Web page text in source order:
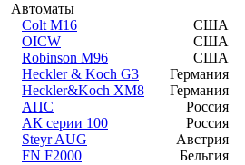
Автоматы
Colt M16
США
OICW
США
Robinson M96
США
Heckler & Koch G3
Германия
Heckler&Koch XM8 Германия
АПС
Россия
АК серии 100
Россия
Steyr AUG
Австрия
FN F2000
Бельгия